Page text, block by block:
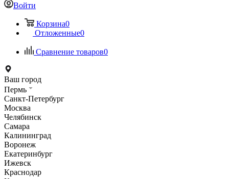
Войти
Корзина0
Отложенные0
Сравнение товаров0
Ваш город
Пермь
Санкт-Петербург
Москва
Челябинск
Самара
Калининград
Воронеж
Екатеринбург
Ижевск
Краснодар